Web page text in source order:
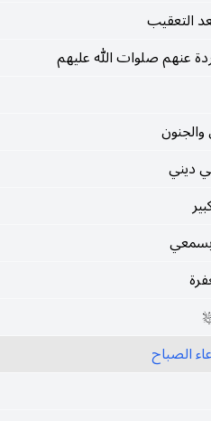
التعقيب
عنهم صلوات الله عليهم
ديني
بسمعي
الصباح